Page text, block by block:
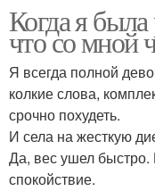
Когда я
что со мной
Я всегда полной
колкие слова,
срочно похудеть.
И села на жесткую
Да, вес ушел
спокойствие.